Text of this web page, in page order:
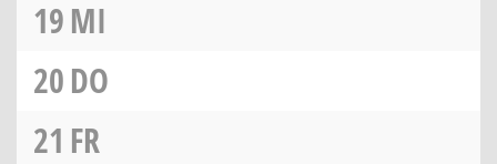
19MI
20DO
21 FR